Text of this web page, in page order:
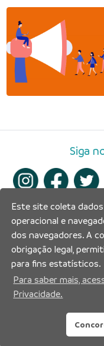
Siga
Este site coleta dados
operacional e
dos navegadores. A
obrigação legal,
para fins estatísticos.
Para saber mais,
Privacidade.